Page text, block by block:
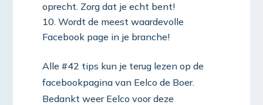
oprecht. Zorg dat je echt bent!
Wordt de meest waardevolle
Facebook page in je branche!
Alle #42 tips kun je terug lezen op de
facebookpagina van Eelco de Boer.
Bedankt weer Eelco voor deze